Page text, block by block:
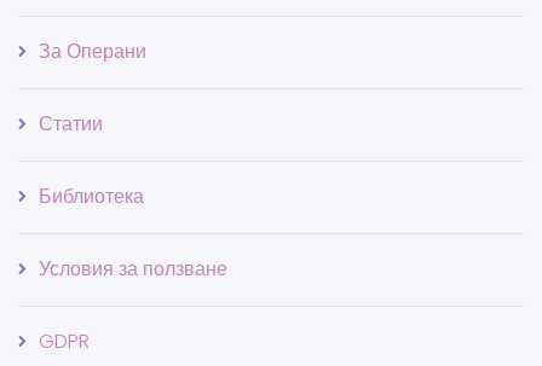
За Операни
Статии
Библиотека
Условия за ползване
GDPR